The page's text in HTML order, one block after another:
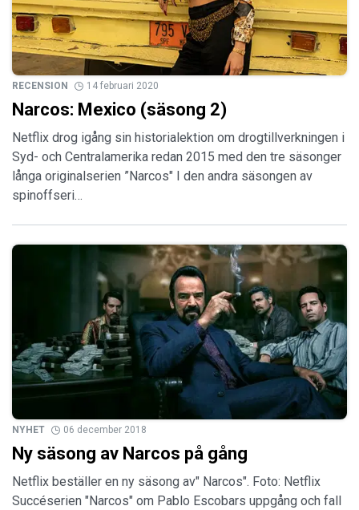
RECENSION 14 februari 2020
Narcos: Mexico (säsong 2)
Netflix drog igång sin historialektion om drogtillverkningen i
Syd- och Centralamerika redan 2015 med den tre säsonger
långa originalserien ”Narcos" I den andra säsongen av
spinoffseri…
NYHET 06 december 2018
Ny säsong av Narcos på gång
Netflix beställer en ny säsong av" Narcos". Foto: Netflix
Succéserien "Narcos" om Pablo Escobars uppgång och fall